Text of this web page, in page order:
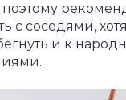
с соседями,
и к